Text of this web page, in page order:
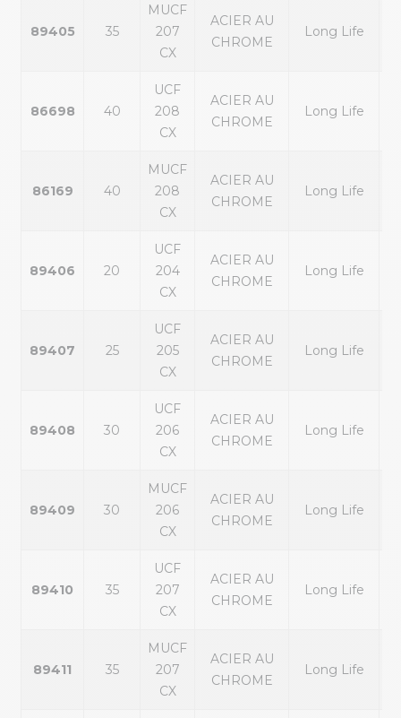
89405 35
MUCF
207
CX
ACIER AU
CHROME
Long Life
86698 40
UCF
208
CX
ACIER AU
CHROME
Long Life
86169 40
MUCF
208
CX
ACIER AU
CHROME
Long Life
89406 20
UCF
204
CX
ACIER AU
CHROME
Long Life
89407 25
UCF
205
CX
ACIER AU
CHROME
Long Life
89408 30
UCF
206
CX
ACIER AU
CHROME
Long Life
89409 30
MUCF
206
CX
ACIER AU
CHROME
Long Life
89410 35
UCF
207
CX
ACIER AU
CHROME
Long Life
89411 35
MUCF
207
CX
ACIER AU
CHROME
Long Life